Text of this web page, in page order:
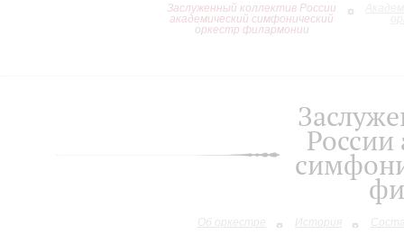
Заслуженный коллектив России
академический симфонический
оркестр филармонии
Об оркестре История